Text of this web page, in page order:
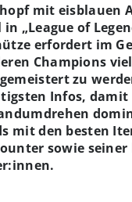
mit eisblauen
in „League of
erfordert im
Champions
zu
Infos, damit
mit den besten
sowie seiner